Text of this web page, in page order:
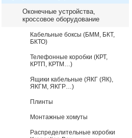
Оконечные устройства,
кроссовое оборудование
Кабельные боксы (БММ, БКТ,
БКТО)
Телефонные коробки (КРТ,
КРТП, КРТМ…)
Ящики кабельные (ЯКГ (ЯК),
ЯКГМ, ЯКГР…)
Плинты
Монтажные хомуты
Распределительные коробки